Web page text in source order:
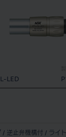
LED
/ 逆止弁機構付 / ライ